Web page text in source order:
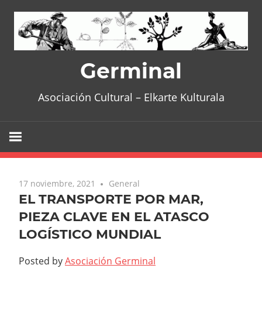
content
Germinal
Asociación Cultural – Elkarte Kulturala
17 noviembre, 2021 General
EL TRANSPORTE POR MAR,
PIEZA CLAVE EN EL ATASCO
LOGÍSTICO MUNDIAL
Posted byAsociación Germinal